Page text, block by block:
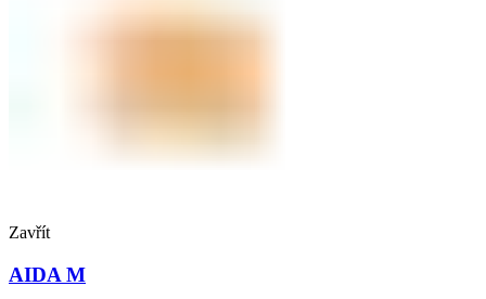
Zavřít
AIDA M